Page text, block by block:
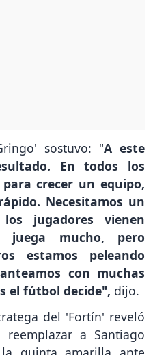
sostuvo: "A este
En todos los
crecer un equipo,
Necesitamos un
jugadores vienen
juega mucho, pero
estamos peleando
con muchas
el fútbol decide", dijo.
del 'Fortín' reveló
a Santiago